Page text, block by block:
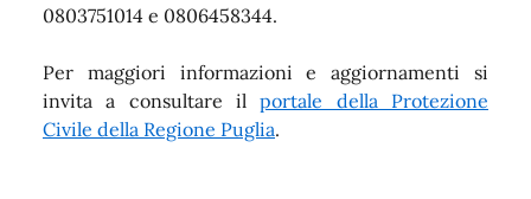
0803751014 e 0806458344.
Per maggiori informazioni e aggiornamenti si
invita a consultare ilportale della Protezione
Civile della Regione Puglia.